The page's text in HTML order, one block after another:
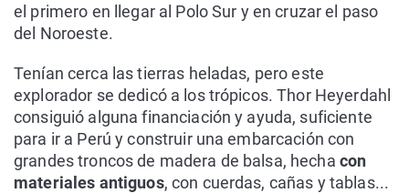
el primero en llegar al Polo Sur y en cruzar el paso
del Noroeste.
Tenían cerca las tierras heladas, pero este
explorador se dedicó a los trópicos. Thor Heyerdahl
consiguió alguna financiación y ayuda, suficiente
para ir a Perú y construir una embarcación con
grandes troncos de madera de balsa, hecha con
materiales antiguos, con cuerdas, cañas y tablas...